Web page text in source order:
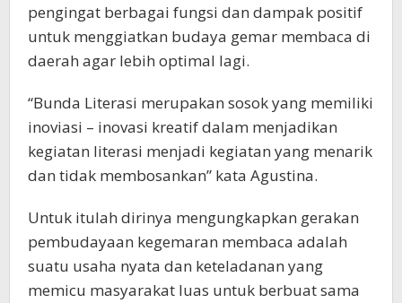
pengingat berbagai fungsi dan dampak positif
untuk menggiatkan budaya gemar membaca di
daerah agar lebih optimal lagi.
“Bunda Literasi merupakan sosok yang memiliki
inoviasi – inovasi kreatif dalam menjadikan
kegiatan literasi menjadi kegiatan yang menarik
dan tidak membosankan” kata Agustina.
Untuk itulah dirinya mengungkapkan gerakan
pembudayaan kegemaran membaca adalah
suatu usaha nyata dan keteladanan yang
memicu masyarakat luas untuk berbuat sama